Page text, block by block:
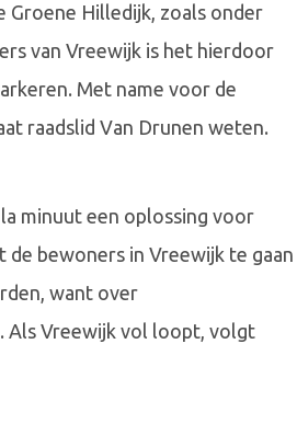
Hilledijk, zoals onder
van Vreewijk is het hierdoor
Met name voor de
raadslid Van Drunen weten.
minuut een oplossing voor
de bewoners in Vreewijk te gaan
want over
Als Vreewijk vol loopt, volgt